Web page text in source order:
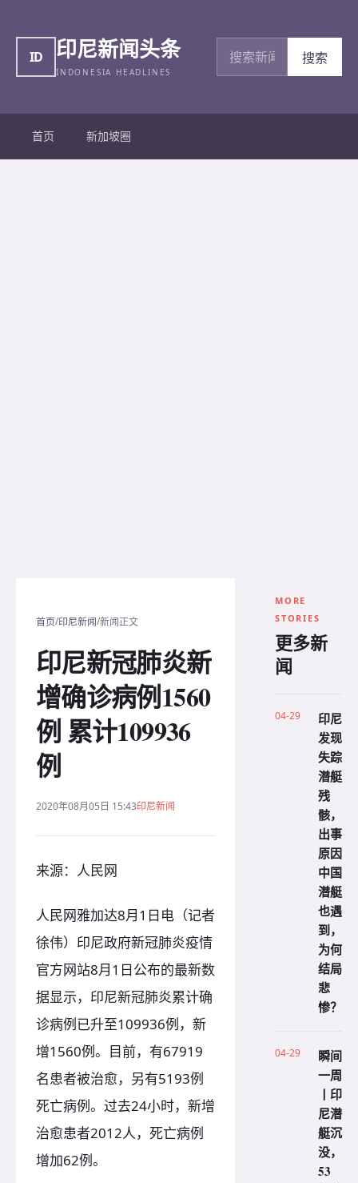
ID 印尼新闻头条
INDONESIA HEADLINES
搜索新闻
搜索
首页 新加坡圈
首页/印尼新闻/新闻正文
印尼新冠肺炎新
增确诊病例1560
例 累计109936
例
2020年08月05日 15:43印尼新闻
来源：人民网
人民网雅加达8月1日电（记者
徐伟）印尼政府新冠肺炎疫情
官方网站8月1日公布的最新数
据显示，印尼新冠肺炎累计确
诊病例已升至109936例，新
增1560例。目前，有67919
名患者被治愈，另有5193例
死亡病例。过去24小时，新增
治愈患者2012人，死亡病例
增加62例。
MORE
STORIES
更多新
闻
04-29
印尼
发现
失踪
潜艇
残
骸，
出事
原因
中国
潜艇
也遇
到，
为何
结局
悲
惨？
04-29
瞬间
一周
丨印
尼潜
艇沉
没，
53